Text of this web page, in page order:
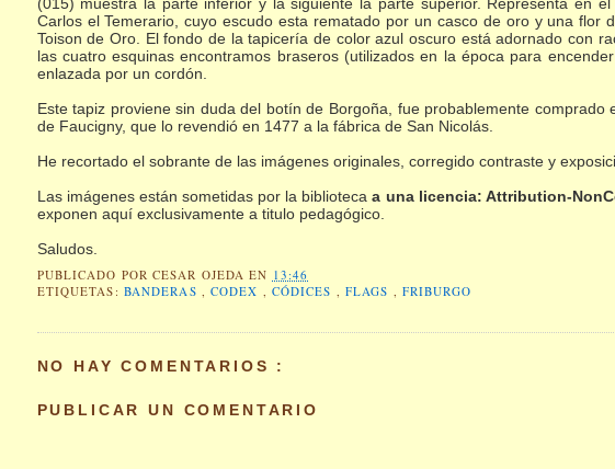
Carlos el Temerario, cuyo escudo esta rematado por un casco de oro y una flor
Toison de Oro. El fondo de la tapicería de color azul oscuro está adornado con
las cuatro esquinas encontramos braseros (utilizados en la época para
enlazada por un cordón.
Este tapiz proviene sin duda del botín de Borgoña, fue probablemente
de Faucigny, que lo revendió en 1477 a la fábrica de San Nicolás.
He recortado el sobrante de las imágenes originales, corregido contraste y
Las imágenes están sometidas por la bibliotecaa una licencia: Attribution-
exponen aquí exclusivamente a titulo pedagógico.
Saludos.
PUBLICADO PORCESAR OJEDAEN 13:46
ETIQUETAS: BANDERAS , CODEX , CÓDICES , FLAGS , FRIBURGO
NO HAY COMENTARIOS :
PUBLICAR UN COMENTARIO